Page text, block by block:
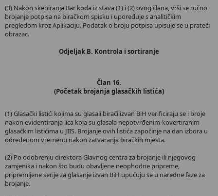
(3) Nakon skeniranja Bar koda iz stava (1) i (2) ovog člana, vrši se ručno
brojanje potpisa na biračkom spisku i upoređuje s analitičkim
pregledom kroz Aplikaciju. Podatak o broju potpisa upisuje se u prateći
obrazac.
Odjeljak B. Kontrola i sortiranje
Član 16.
(Početak brojanja glasačkih listića)
(1) Glasački listići kojima su glasali birači izvan BiH verificiraju se i broje
nakon evidentiranja lica koja su glasala nepotvrđenim-kovertiranim
glasačkim listićima u JIIS. Brojanje ovih listića započinje na dan izbora u
određenom vremenu nakon zatvaranja biračkih mjesta.
(2) Po odobrenju direktora Glavnog centra za brojanje ili njegovog
zamjenika i nakon što budu obavljene neophodne pripreme,
pripremljene serije za glasanje izvan BiH upućuju se u naredne faze za
brojanje.